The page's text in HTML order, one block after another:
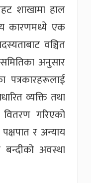
शाखामा हाल
कारणमध्ये एक
वञ्चित
अनुसार
पत्रकारहरूलाई
व्यक्ति तथा
गरिएको
र अन्याय
अवस्था